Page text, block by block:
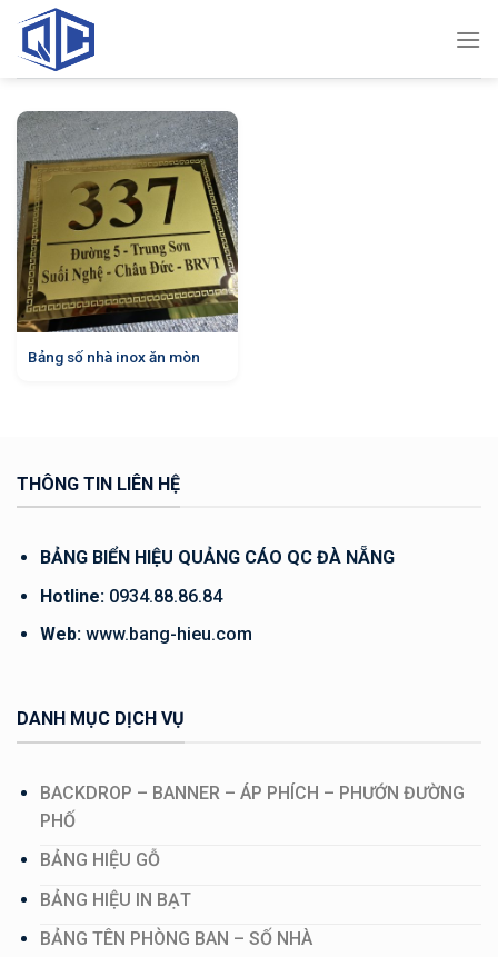
Skip
content
Bảng số nhà inox ăn mòn
THÔNG TIN LIÊN HỆ
BẢNG BIỂN HIỆU QUẢNG CÁO QC ĐÀ NẴNG
Hotline:0934.88.86.84
Web:www.bang-hieu.com
DANH MỤC DỊCH VỤ
BACKDROP – BANNER – ÁP PHÍCH – PHƯỚN ĐƯỜNG
PHỐ
BẢNG HIỆU GỖ
BẢNG HIỆU IN BẠT
BẢNG TÊN PHÒNG BAN – SỐ NHÀ